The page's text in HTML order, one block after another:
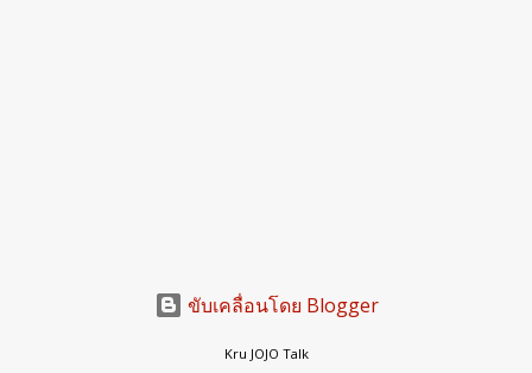
ขับเคลื่อนโดย Blogger
Kru JOJO Talk